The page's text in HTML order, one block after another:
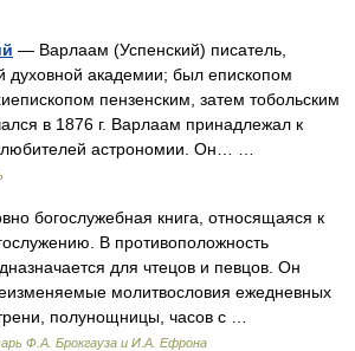
— Варлаам (Успенский) писатель,
духовной академии; был епископом
пензенским, затем тобольским
в 1876 г. Варлаам принадлежал к
любителей астрономии. Он… …
богослужебная книга, относящаяся к
В противоположность
для чтецов и певцов. Он
молитвословия ежедневных
полунощницы, часов с …
Ф.А. Брокгауза и И.А. Ефрона